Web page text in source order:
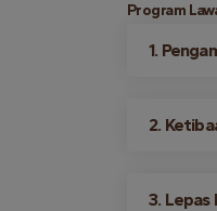
Program
1.
2.
3. Lepas